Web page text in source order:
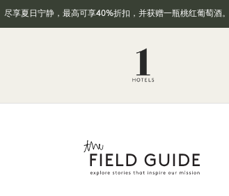
尽享夏日宁静，最高可享40%折扣，并获赠一瓶桃红葡萄酒。